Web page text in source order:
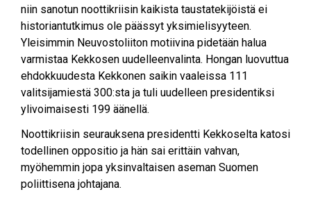
niin sanotun noottikriisin kaikista taustatekijöistä ei
historiantutkimus ole päässyt yksimielisyyteen.
Yleisimmin Neuvostoliiton motiivina pidetään halua
varmistaa Kekkosen uudelleenvalinta. Hongan luovuttua
ehdokkuudesta Kekkonen saikin vaaleissa 111
valitsijamiestä 300:sta ja tuli uudelleen presidentiksi
ylivoimaisesti 199 äänellä.
Noottikriisin seurauksena presidentti Kekkoselta katosi
todellinen oppositio ja hän sai erittäin vahvan,
myöhemmin jopa yksinvaltaisen aseman Suomen
poliittisena johtajana.